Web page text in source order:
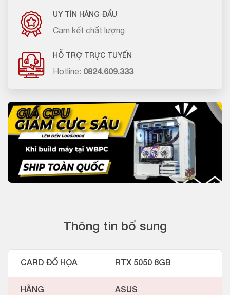
UY TÍN HÀNG ĐẦU
Cam kết chất lượng
HỖ TRỢ TRỰC TUYẾN
Hotline: 0824.609.333
Thông tin bổ sung
CARD ĐỒ HỌA RTX 5050 8GB
HÃNG ASUS